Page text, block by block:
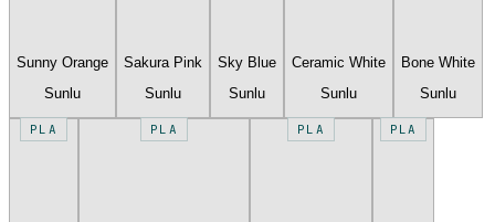
Sunny Orange
Sunlu
Sakura Pink
Sunlu
Sky Blue
Sunlu
Ceramic White
Sunlu
Bone White
Sunlu
PLA PLA PLA PLA